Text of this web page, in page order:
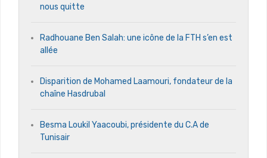
nous quitte
Radhouane Ben Salah: une icône de la FTH s’en est
allée
Disparition de Mohamed Laamouri, fondateur de la
chaîne Hasdrubal
Besma Loukil Yaacoubi, présidente du C.A de
Tunisair